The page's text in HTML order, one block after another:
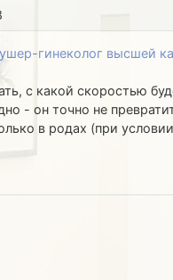
гинеколог высшей
с какой скоростью
- он точно не
в родах (при